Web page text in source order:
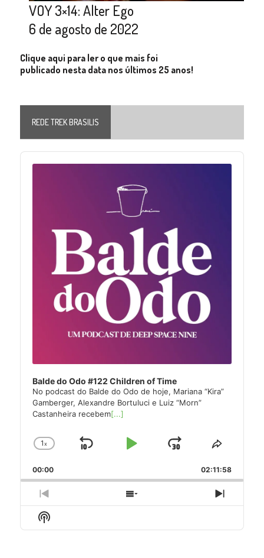
VOY 3×14: Alter Ego
6 de agosto de 2022
Clique aqui para ler o que mais foi
publicado nesta data nos últimos 25 anos!
REDE TREK BRASILIS
Audio
Player
Balde do Odo #122 Children of Time
No podcast do Balde do Odo de hoje, Mariana “Kira”
Gamberger, Alexandre Bortuluci e Luiz “Morn”
Castanheira recebem[...]
Change
Rate
1x
Skip
Play
Jump
Forward
Share
Episode
00:00 02:11:58
Previous
Episode
Show
Episodes
Next
Episode
Show
Podcast